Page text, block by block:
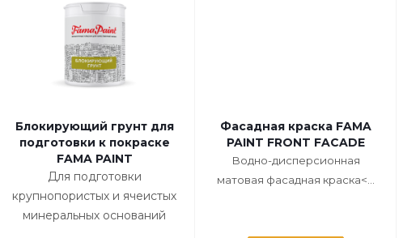
Блокирующий грунт для
подготовки к покраске
FAMA PAINT
Для подготовки
крупнопористых и ячеистых
минеральных оснований
Фасадная краска FAMA
PAINT FRONT FACADE
Водно-дисперсионная
матовая фасадная краска<...